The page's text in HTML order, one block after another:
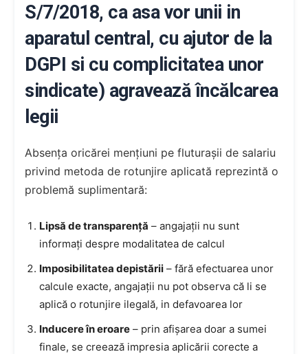
S/7/2018, ca asa vor unii in
aparatul central, cu ajutor de la
DGPI si cu complicitatea unor
sindicate) agravează încălcarea
legii
Absența oricărei mențiuni pe fluturașii de salariu
privind metoda de rotunjire aplicată reprezintă o
problemă suplimentară:
Lipsă de transparență – angajații nu sunt
informați despre modalitatea de calcul
Imposibilitatea depistării – fără efectuarea unor
calcule exacte, angajații nu pot observa că li se
aplică o rotunjire ilegală, in defavoarea lor
Inducere în eroare – prin afișarea doar a sumei
finale, se creează impresia aplicării corecte a